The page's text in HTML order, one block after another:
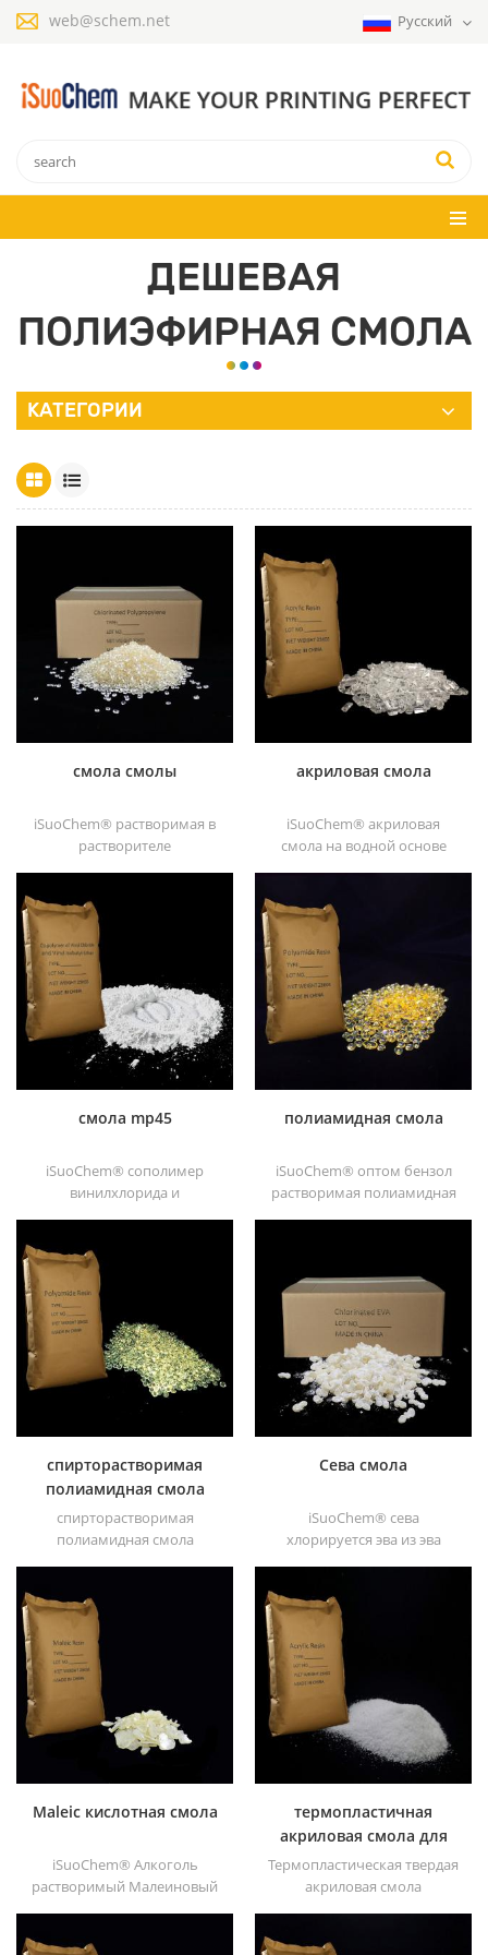
web@schem.net Русский
ДЕШЕВАЯ
ПОЛИЭФИРНАЯ СМОЛА
КАТЕГОРИИ
смола смолы
iSuoChem® растворимая в
растворителе
растворимый в
растворителе
хлорированный
полипропиленовый
усилитель адгезии для
полиолефиновые
субстраты.
акриловая смола
iSuoChem® акриловая
смола на водной основе
абразивостойкость,
хорошая растворимость,
высокая прозрачность,
хорошая печатность и
хорошая транзитивность.
смола mp45
iSuoChem® сополимер
винилхлорида и
mp45. Это хороший тип
хлорированного
связующего,
разработанный для
печатной краски и тяжелых
антикоррозийных красок
полиамидная смола
iSuoChem® оптом бензол
растворимая полиамидная
спирторастворимая
полиамидная смола
спирторастворимая
полиамидная смола
спирторастворимую
полиамидную смолу
различных типов,
например, DT610, DT610A,
DT610H и dt6245
Сева смола
iSuoChem® сева
хлорируется эва из эва
органическом
растворителе, таком как
толуол, сложный эфир и т. д.
Maleic кислотная смола
iSuoChem® Алкоголь
растворимый Малеиновый
термопластичная
акриловая смола для
чернил
Термопластическая твердая
акриловая смола